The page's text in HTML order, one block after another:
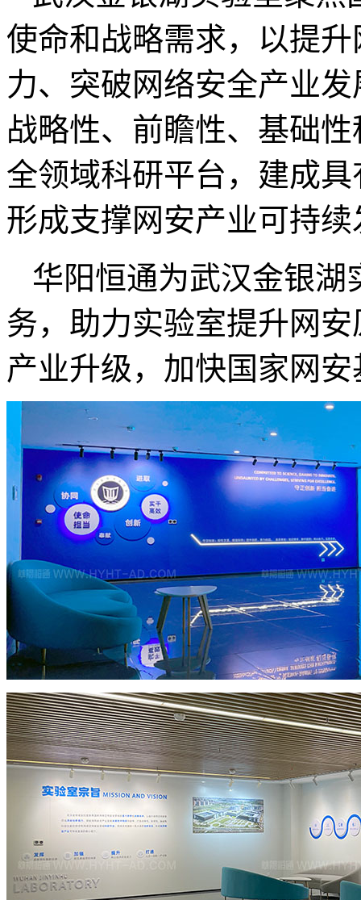
使命和战略需求，以提
力、突破网络安全产业
战略性、前瞻性、基础
全领域科研平台，建成
形成支撑网安产业可持
华阳恒通为武汉金银
务，助力实验室提升网
产业升级，加快国家网